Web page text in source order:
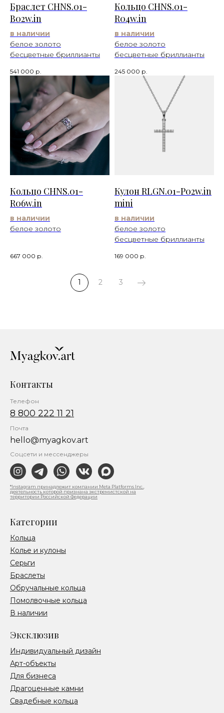
Браслет CHNS.01-
B02w.in
в наличии
белое золото
бесцветные бриллианты
541 000 р.
Кольцо CHNS.01-
R04w.in
в наличии
белое золото
бесцветные бриллианты
245 000 р.
Кольцо CHNS.01-
R06w.in
в наличии
белое золото
667 000 р.
Кулон RLGN.01-P02w.in
mini
в наличии
белое золото
бесцветные бриллианты
169 000 р.
1 2 3
Контакты
Эксклюзив
Категории
Телефон
Свадебные кольца
Драгоценные камни
Для бизнеса
Арт-объекты
Индивидуальный дизайн
Помолвочные кольца
Обручальные кольца
Браслеты
Серьги
Колье и кулоны
Кольца
Соцсети и мессенджеры
hello@myagkov.art
Почта
8 800 222 11 21
*Instagram принадлежит компании Meta Platforms Inc.,
деятельность которой признана экстремистской на
территории Российской Федерации
В наличии